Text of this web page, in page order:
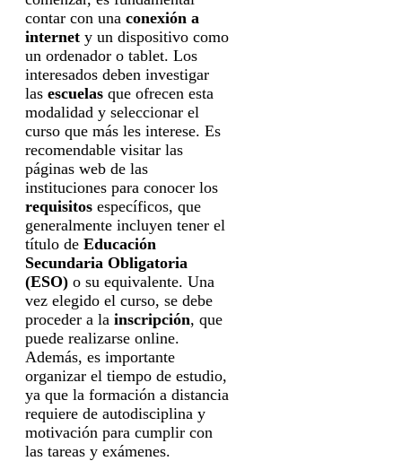
contar con una conexión a
internet y un dispositivo como
un ordenador o tablet. Los
interesados deben investigar
las escuelas que ofrecen esta
modalidad y seleccionar el
curso que más les interese. Es
recomendable visitar las
páginas web de las
instituciones para conocer los
requisitos específicos, que
generalmente incluyen tener el
título de Educación
Secundaria Obligatoria
(ESO) o su equivalente. Una
vez elegido el curso, se debe
proceder a la inscripción, que
puede realizarse online.
Además, es importante
organizar el tiempo de estudio,
ya que la formación a distancia
requiere de autodisciplina y
motivación para cumplir con
las tareas y exámenes.